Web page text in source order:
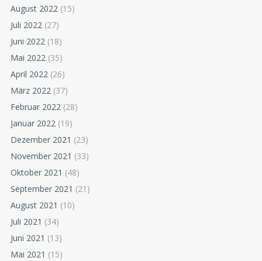
August 2022 (15)
Juli 2022 (27)
Juni 2022 (18)
Mai 2022 (35)
April 2022 (26)
März 2022 (37)
Februar 2022 (28)
Januar 2022 (19)
Dezember 2021 (23)
November 2021 (33)
Oktober 2021 (48)
September 2021 (21)
August 2021 (10)
Juli 2021 (34)
Juni 2021 (13)
Mai 2021 (15)